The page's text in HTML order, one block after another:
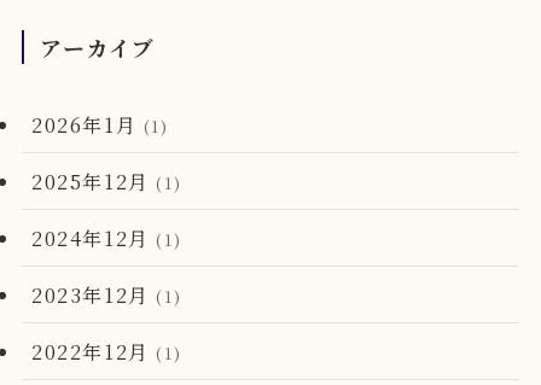
アーカイブ
2026年1月 (1)
2025年12月 (1)
2024年12月 (1)
2023年12月 (1)
2022年12月 (1)